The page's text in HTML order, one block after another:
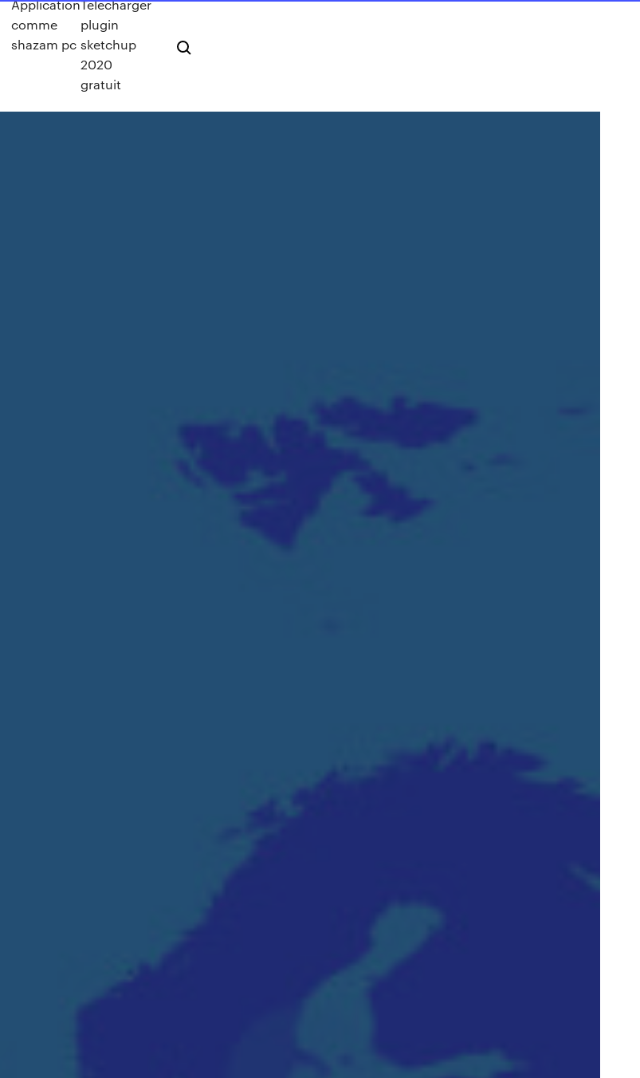
Application
comme
shazam pc
Telecharger
plugin
sketchup
2020
gratuit